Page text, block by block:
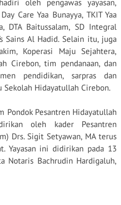
oleh pengawas yayasan,
Day Care Yaa Bunayya, TKIT Yaa
DTA Baitussalam, SD Integral
Sains Al Hadid. Selain itu, juga
Koperasi Maju Sejahtera,
Cirebon, tim pendanaan, dan
pendidikan, sarpras dan
Sekolah Hidayatullah Cirebon.
Pondok Pesantren Hidayatullah
oleh kader Pesantren
Drs. Sigit Setyawan, MA terus
Yayasan ini didirikan pada 13
Notaris Bachrudin Hardigaluh,